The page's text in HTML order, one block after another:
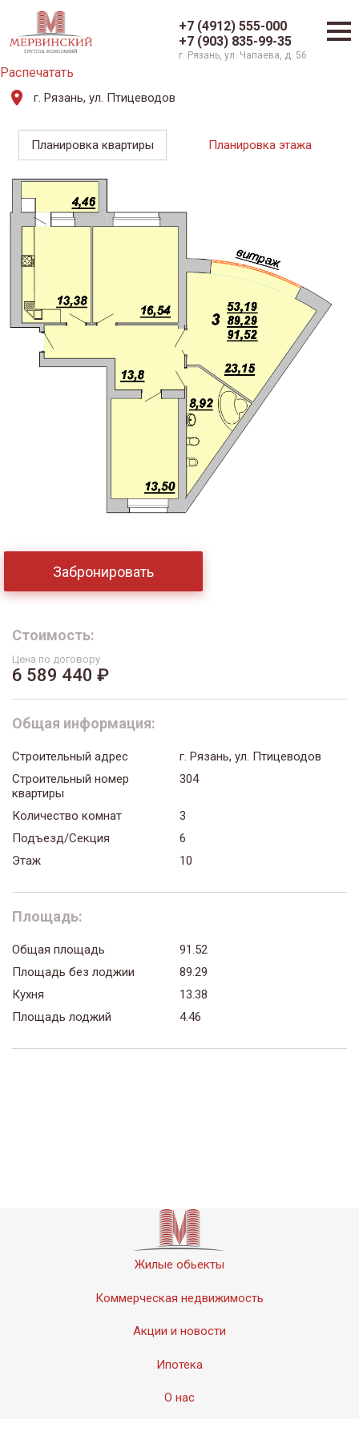
+7 (4912) 555-000
+7 (903) 835-99-35
г. Рязань, ул. Чапаева, д. 56
Распечатать
г. Рязань, ул. Птицеводов
Планировка квартиры Планировка этажа
Забронировать
Стоимость:
Цена по договору
6 589 440 ₽
Общая информация:
Строительный адрес
г. Рязань, ул. Птицеводов
Строительный номер
квартиры
304
Количество комнат
3
Подъезд/Секция
6
Этаж
10
Площадь:
Общая площадь
91.52
Площадь без лоджии
89.29
Кухня
13.38
Площадь лоджий
4.46
Жилые обьекты
Коммерческая недвижимость
Акции и новости
Ипотека
О нас